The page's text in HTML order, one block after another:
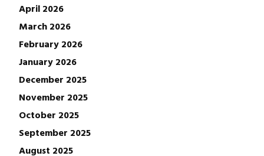
April 2026
March 2026
February 2026
January 2026
December 2025
November 2025
October 2025
September 2025
August 2025